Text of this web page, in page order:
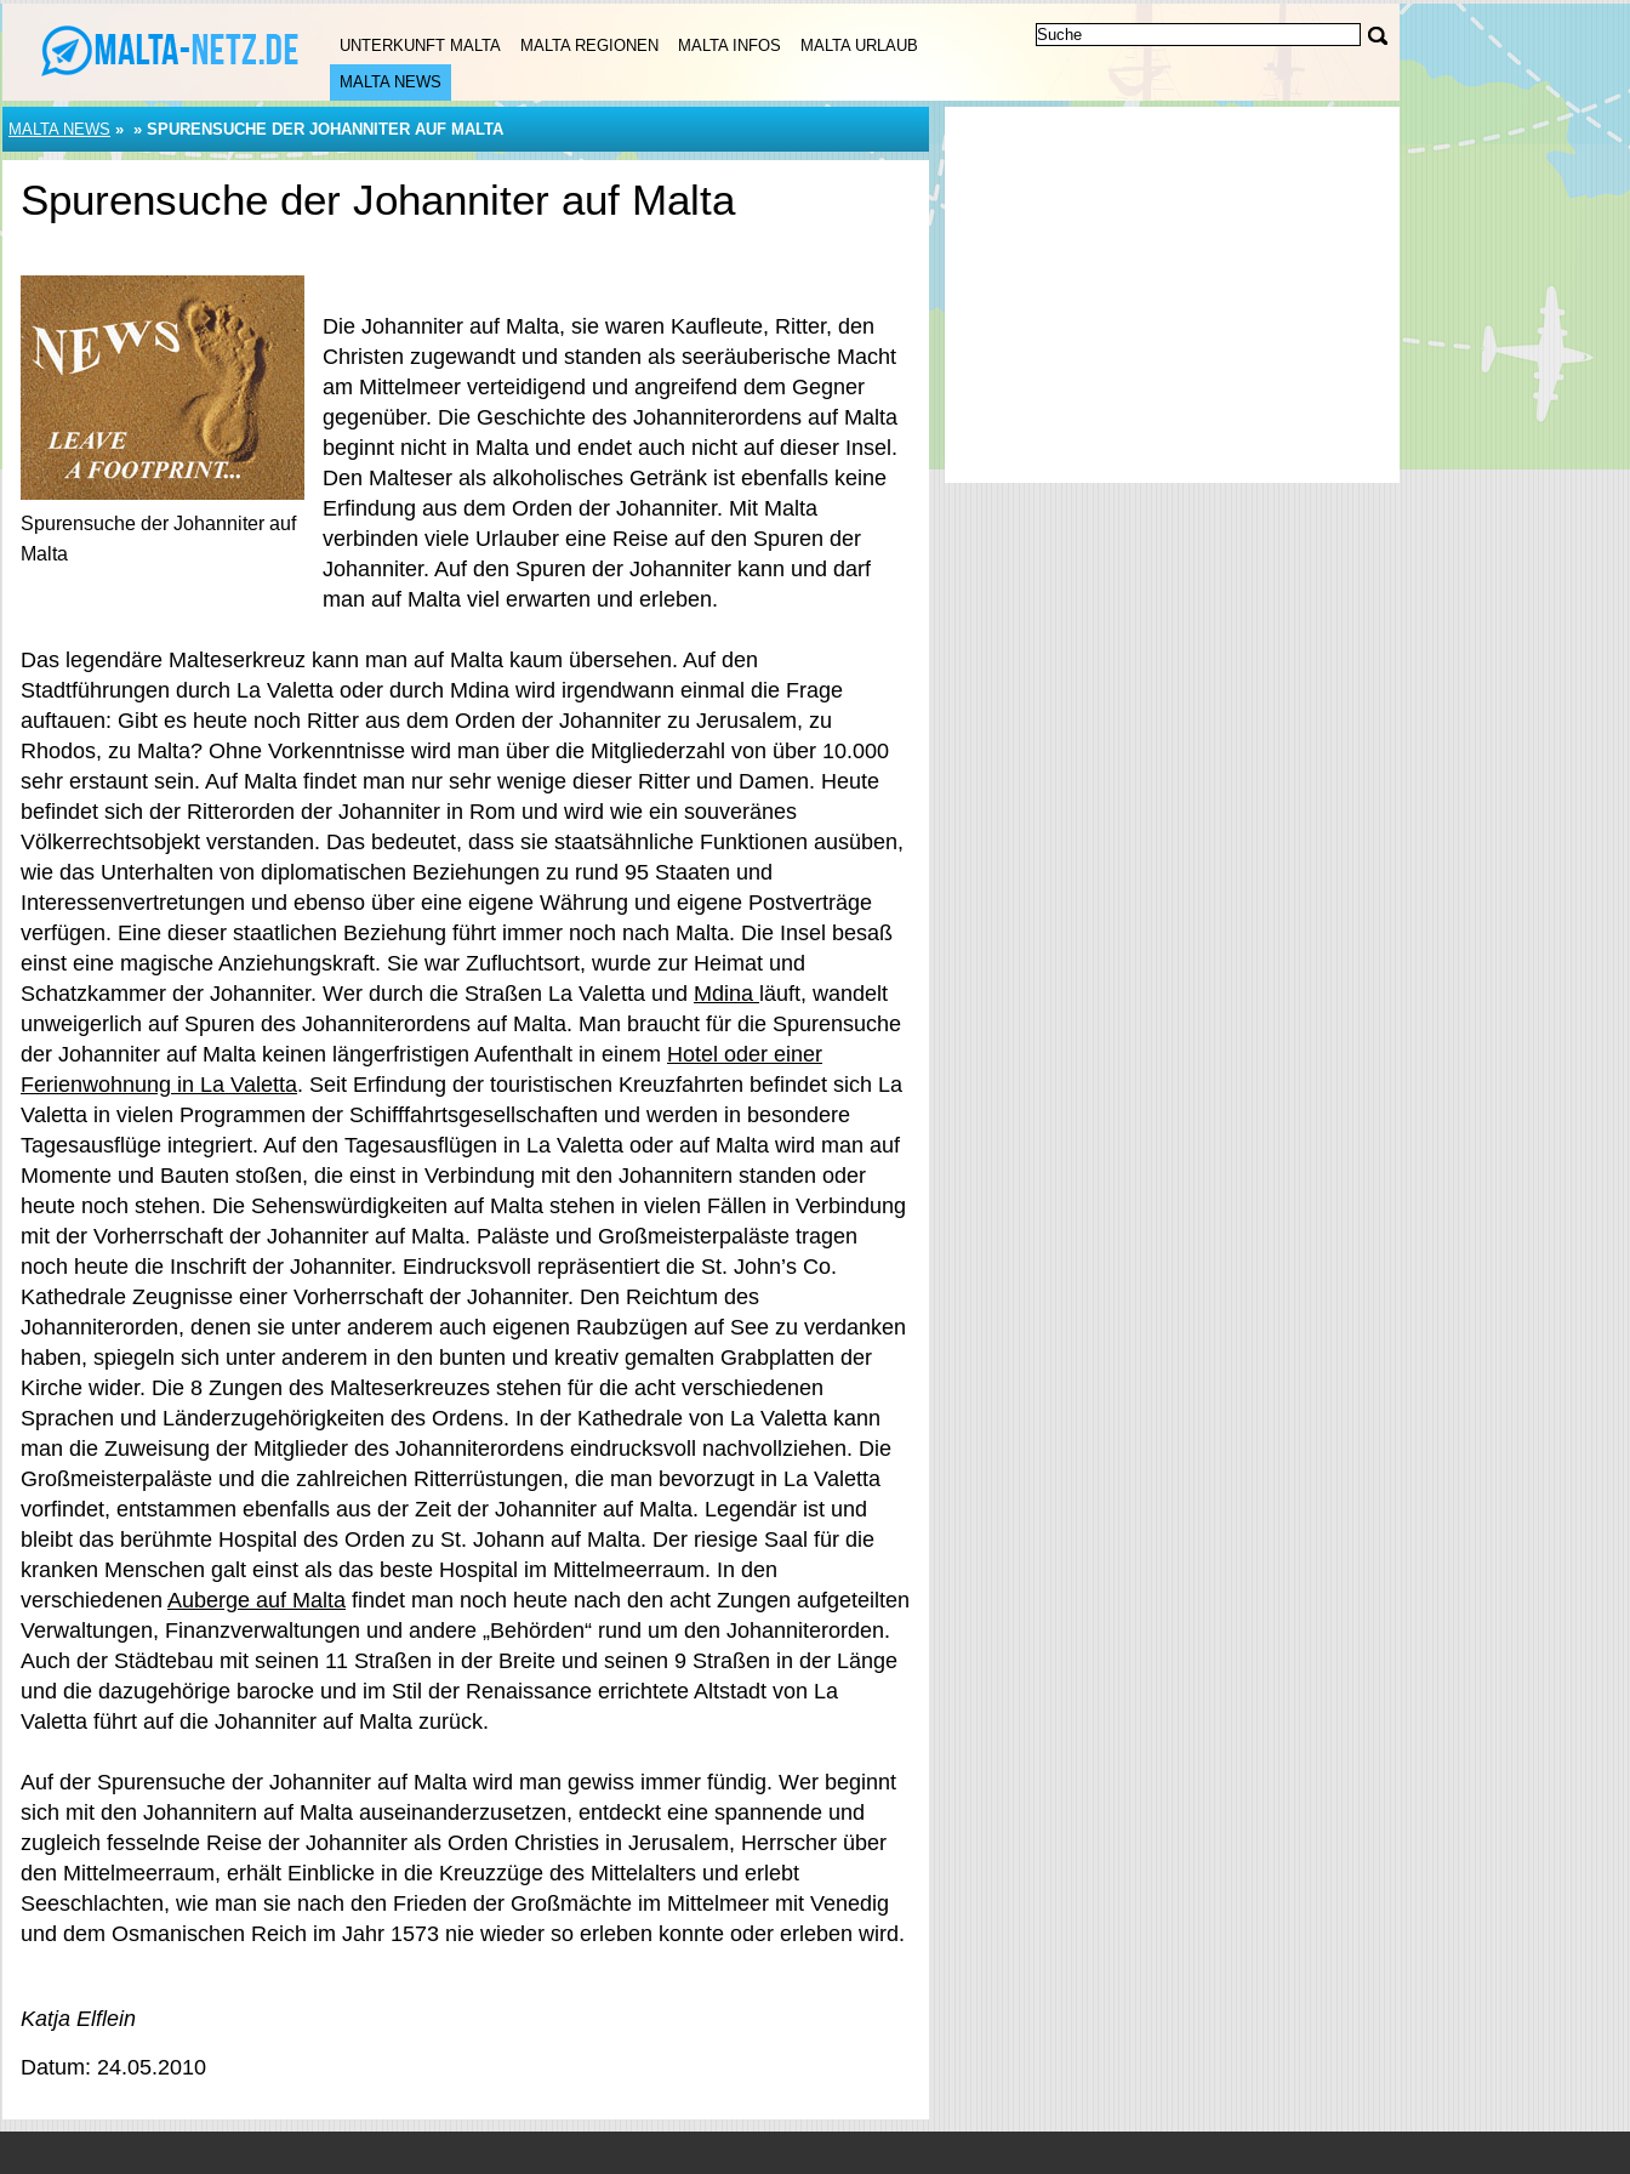
UNTERKUNFT MALTA MALTA REGIONEN MALTA INFOS
MALTA URLAUB
MALTA NEWS
MALTA NEWS » » SPURENSUCHE DER JOHANNITER AUF MALTA
Spurensuche der Johanniter auf Malta
Spurensuche der Johanniter auf
Malta
Die Johanniter auf Malta, sie waren Kaufleute, Ritter, den
Christen zugewandt und standen als seeräuberische Macht
am Mittelmeer verteidigend und angreifend dem Gegner
gegenüber. Die Geschichte des Johanniterordens auf Malta
beginnt nicht in Malta und endet auch nicht auf dieser Insel.
Den Malteser als alkoholisches Getränk ist ebenfalls keine
Erfindung aus dem Orden der Johanniter. Mit Malta
verbinden viele Urlauber eine Reise auf den Spuren der
Johanniter. Auf den Spuren der Johanniter kann und darf
man auf Malta viel erwarten und erleben.
Das legendäre Malteserkreuz kann man auf Malta kaum übersehen. Auf den
Stadtführungen durch La Valetta oder durch Mdina wird irgendwann einmal die Frage
auftauen: Gibt es heute noch Ritter aus dem Orden der Johanniter zu Jerusalem, zu
Rhodos, zu Malta? Ohne Vorkenntnisse wird man über die Mitgliederzahl von über 10.000
sehr erstaunt sein. Auf Malta findet man nur sehr wenige dieser Ritter und Damen. Heute
befindet sich der Ritterorden der Johanniter in Rom und wird wie ein souveränes
Völkerrechtsobjekt verstanden. Das bedeutet, dass sie staatsähnliche Funktionen ausüben,
wie das Unterhalten von diplomatischen Beziehungen zu rund 95 Staaten und
Interessenvertretungen und ebenso über eine eigene Währung und eigene Postverträge
verfügen. Eine dieser staatlichen Beziehung führt immer noch nach Malta. Die Insel besaß
einst eine magische Anziehungskraft. Sie war Zufluchtsort, wurde zur Heimat und
Schatzkammer der Johanniter. Wer durch die Straßen La Valetta und Mdina läuft, wandelt
unweigerlich auf Spuren des Johanniterordens auf Malta. Man braucht für die Spurensuche
der Johanniter auf Malta keinen längerfristigen Aufenthalt in einem Hotel oder einer
Ferienwohnung in La Valetta. Seit Erfindung der touristischen Kreuzfahrten befindet sich La
Valetta in vielen Programmen der Schifffahrtsgesellschaften und werden in besondere
Tagesausflüge integriert. Auf den Tagesausflügen in La Valetta oder auf Malta wird man auf
Momente und Bauten stoßen, die einst in Verbindung mit den Johannitern standen oder
heute noch stehen. Die Sehenswürdigkeiten auf Malta stehen in vielen Fällen in Verbindung
mit der Vorherrschaft der Johanniter auf Malta. Paläste und Großmeisterpaläste tragen
noch heute die Inschrift der Johanniter. Eindrucksvoll repräsentiert die St. John’s Co.
Kathedrale Zeugnisse einer Vorherrschaft der Johanniter. Den Reichtum des
Johanniterorden, denen sie unter anderem auch eigenen Raubzügen auf See zu verdanken
haben, spiegeln sich unter anderem in den bunten und kreativ gemalten Grabplatten der
Kirche wider. Die 8 Zungen des Malteserkreuzes stehen für die acht verschiedenen
Sprachen und Länderzugehörigkeiten des Ordens. In der Kathedrale von La Valetta kann
man die Zuweisung der Mitglieder des Johanniterordens eindrucksvoll nachvollziehen. Die
Großmeisterpaläste und die zahlreichen Ritterrüstungen, die man bevorzugt in La Valetta
vorfindet, entstammen ebenfalls aus der Zeit der Johanniter auf Malta. Legendär ist und
bleibt das berühmte Hospital des Orden zu St. Johann auf Malta. Der riesige Saal für die
kranken Menschen galt einst als das beste Hospital im Mittelmeerraum. In den
verschiedenen Auberge auf Malta findet man noch heute nach den acht Zungen aufgeteilten
Verwaltungen, Finanzverwaltungen und andere „Behörden“ rund um den Johanniterorden.
Auch der Städtebau mit seinen 11 Straßen in der Breite und seinen 9 Straßen in der Länge
und die dazugehörige barocke und im Stil der Renaissance errichtete Altstadt von La
Valetta führt auf die Johanniter auf Malta zurück.
Auf der Spurensuche der Johanniter auf Malta wird man gewiss immer fündig. Wer beginnt
sich mit den Johannitern auf Malta auseinanderzusetzen, entdeckt eine spannende und
zugleich fesselnde Reise der Johanniter als Orden Christies in Jerusalem, Herrscher über
den Mittelmeerraum, erhält Einblicke in die Kreuzzüge des Mittelalters und erlebt
Seeschlachten, wie man sie nach den Frieden der Großmächte im Mittelmeer mit Venedig
und dem Osmanischen Reich im Jahr 1573 nie wieder so erleben konnte oder erleben wird.
Katja Elflein
Datum: 24.05.2010